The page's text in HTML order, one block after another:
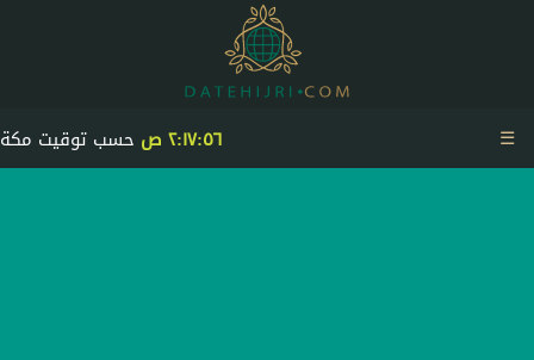
٢:١٧:٥٦ ص حسب توقيت مكة ☰